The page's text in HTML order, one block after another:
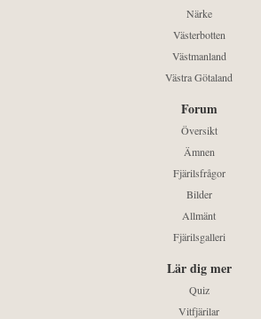
Närke
Västerbotten
Västmanland
Västra Götaland
Forum
Översikt
Ämnen
Fjärilsfrågor
Bilder
Allmänt
Fjärilsgalleri
Lär dig mer
Quiz
Vitfjärilar